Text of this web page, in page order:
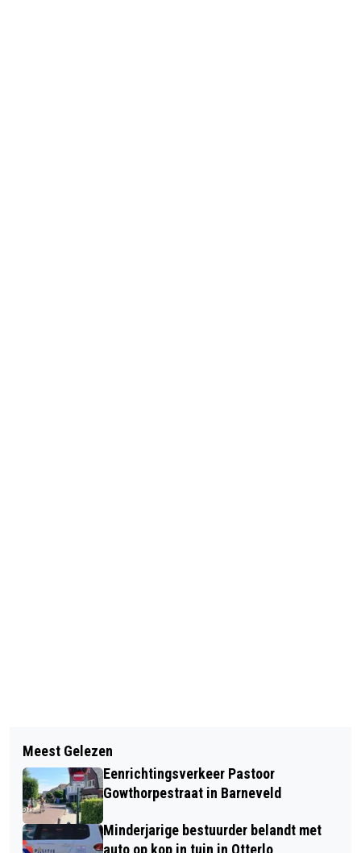
GRATIS HULP BIJ
BELASTINGAANGIFTE BIJ PERRON16
PREMIÈRE ROELAND FERNHOUT IN 40-
45 DE MUSICAL
Meest Gelezen
Eenrichtingsverkeer Pastoor
Gowthorpestraat in Barneveld
Minderjarige bestuurder belandt met